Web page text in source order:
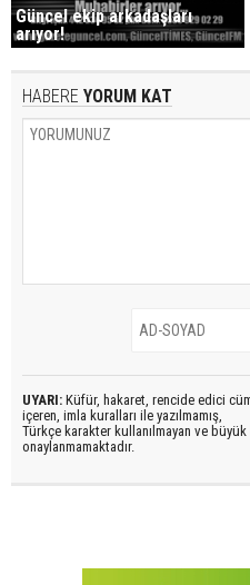
Güncel ekip arkadaşları
arıyor!
HABERE YORUM KAT
UYARI: Küfür, hakaret, rencide edici
içeren, imla kuralları ile yazılmamış,
Türkçe karakter kullanılmayan ve büyük
onaylanmamaktadır.